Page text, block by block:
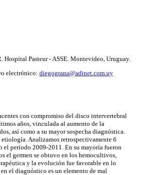
Pasteur - ASSE. Montevideo, Uruguay.
electrónico: diegograna@adinet.com.uy
con compromiso del disco intervertebral
años, vinculada al aumento de la
así como a su mayor sospecha diagnóstica.
Analizamos retrospectivamente 6
el período 2009-2011. En su mayoría fueron
el germen se obtuvo en los hemocultivos,
y la evolución fue favorable en lo
el diagnóstico es un elemento de mal